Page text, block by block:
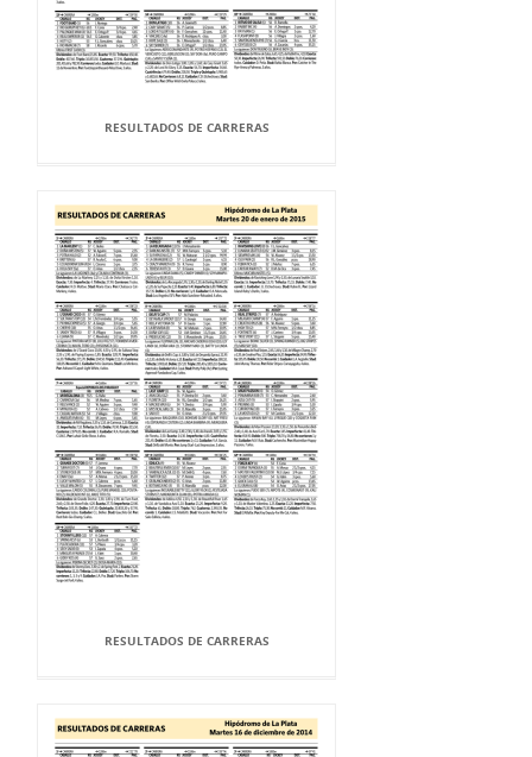
RESULTADOS DE CARRERAS
RESULTADOS DE CARRERAS